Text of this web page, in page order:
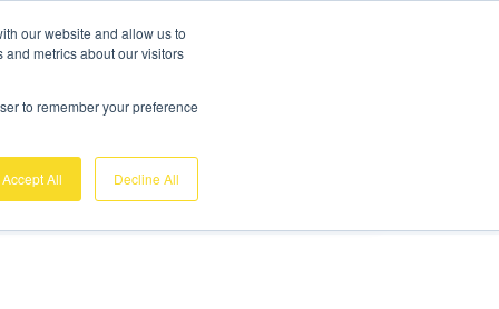
our website and allow us to
metrics about our visitors
to remember your preference
Accept All Decline All
Gratis Demo
Über uns Support